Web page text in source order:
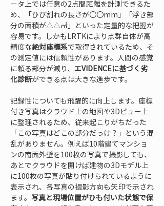
ータ上では任意の2点間距離を計測できるた
め、「ひび割れの長さが〇〇mm」「浮き部
分の面積が△△㎡」といった定量的な把握が
容易です。しかもLRTKにより点群自体が高
精度な絶対座標系で取得されているため、そ
の測定値には信頼性があります。人間の感覚
に頼る部分が減り、 エVIDENCEに基づく劣
化診断ができる点は大きな進歩です。
記録性についても飛躍的に向上します。座標
付き写真はクラウド上の地図や3Dビュー上
に整理されるため、従来起こりがちだった
「この写真はどこの部分だっけ？」という混
乱がありません。例えば10階建てマンショ
ンの南面外壁を100枚の写真で撮影しても、
あとでクラウドを開けば建物の3Dモデル上
に100枚の写真が貼り付けられているように
表示され、各写真の撮影方向も矢印で示され
ます。 写真と現場位置がひも付いた状態で保